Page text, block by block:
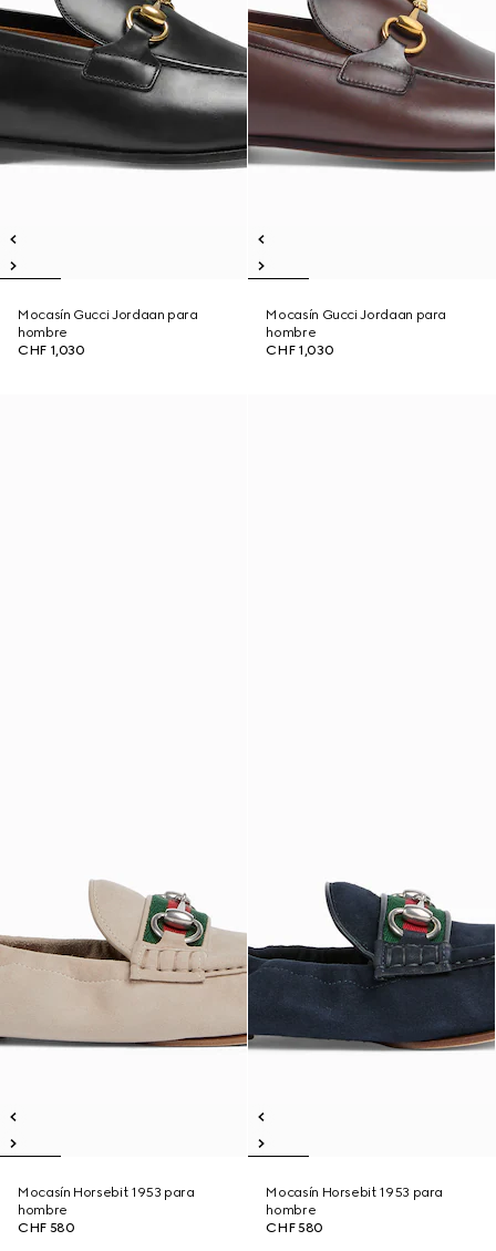
Mocasín Gucci Jordaan para
hombre
CHF 1,030
Mocasín Gucci Jordaan para
hombre
CHF 1,030
Mocasín Horsebit 1953 para
hombre
CHF 580
Mocasín Horsebit 1953 para
hombre
CHF 580